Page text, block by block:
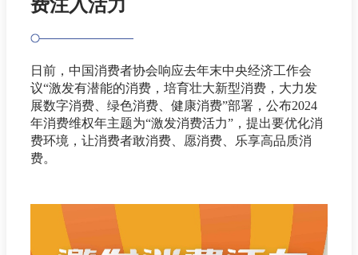
费注入活力
日前，中国消费者协会响应去年末中央经济工作会
议“激发有潜能的消费，培育壮大新型消费，大力发
展数字消费、绿色消费、健康消费”部署，公布2024
年消费维权年主题为“激发消费活力”，提出要优化消
费环境，让消费者敢消费、愿消费、乐享高品质消
费。